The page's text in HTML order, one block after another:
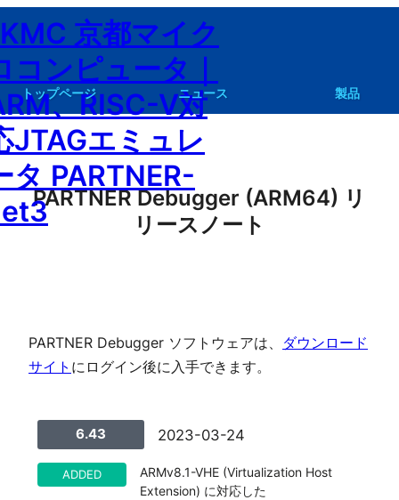
容
を
ス
キ
ッ
トップページ ニュース 製品
PARTNER-Jet3
PARTNER Jet3 資料請求・見積もり請求
PARTNER Debugger (ARM64) リ
リースノート
PARTNER Debugger ソフトウェアは、 ダウンロード
サイト にログイン後に入手できます。
6.43 2023-03-24
ADDED
ARMv8.1-VHE (Virtualization Host
Extension) に対応した